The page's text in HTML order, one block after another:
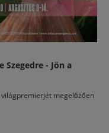
Szegedre - Jön a
megelőzően